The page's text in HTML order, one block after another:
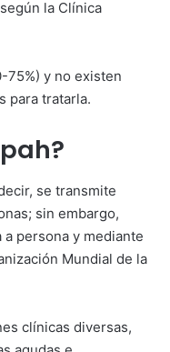
la Clínica
75%) y no existen
para tratarla.
se transmite
sin embargo,
persona y mediante
Mundial de la
clínicas diversas,